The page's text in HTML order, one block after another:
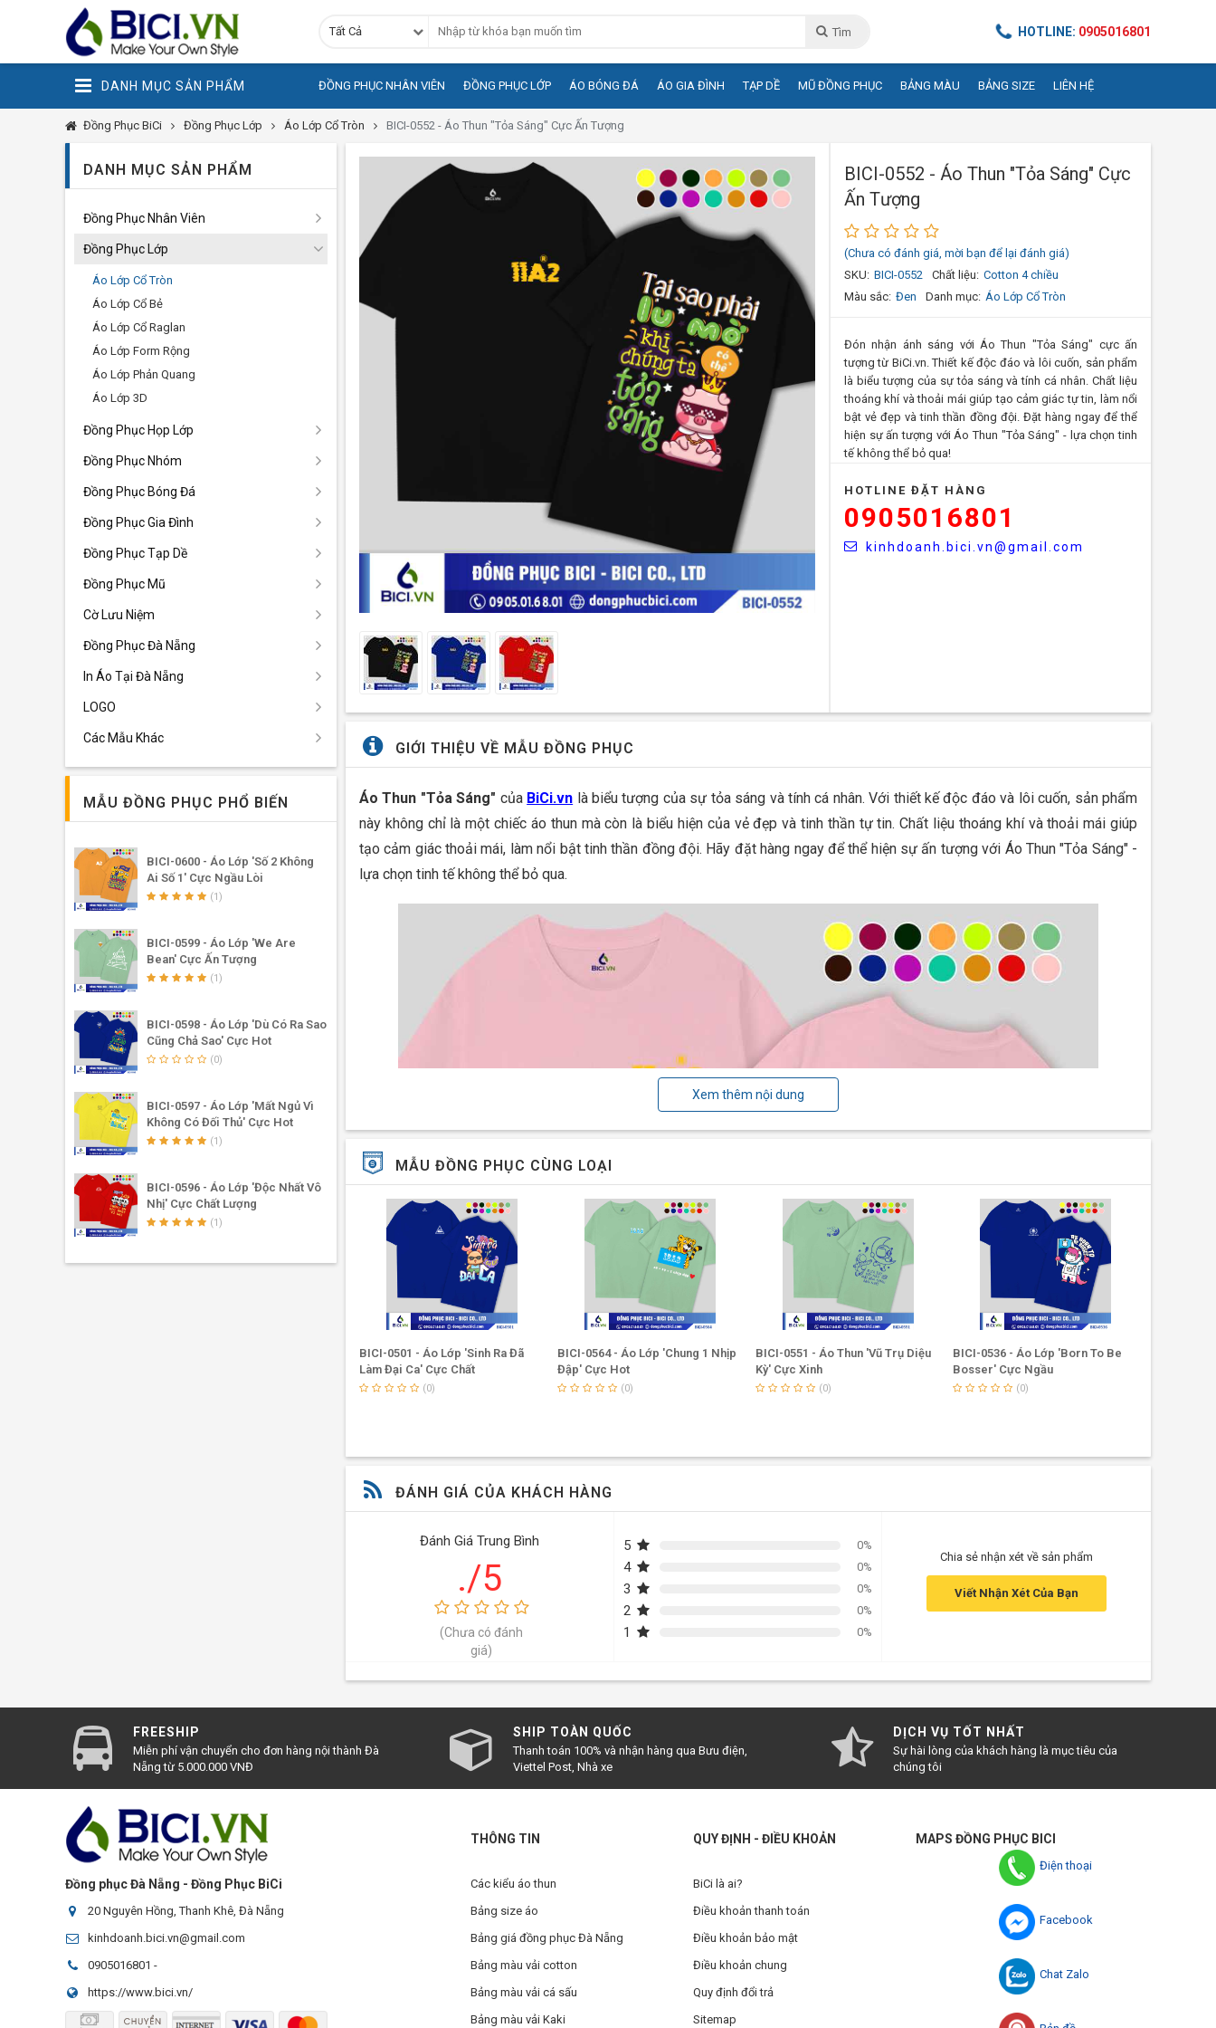
Điện thoại
Facebook
Chat Zalo
Tất Cả Tìm HOTLINE: 0905016801
DANH MỤC SẢN PHẨM ĐỒNG PHỤC NHÂN VIÊN ĐỒNG PHỤC LỚP ÁO BÓNG ĐÁ ÁO GIA ĐÌNH TẠP DỀ MŨ ĐỒNG PHỤC BẢNG MÀU BẢNG SIZE LIÊN HỆ
Đồng Phục BiCi Đồng Phục Lớp Áo Lớp Cổ Tròn BICI-0552 - Áo Thun "Tỏa Sáng" Cực Ấn Tượng
BICI-0552 - Áo Thun "Tỏa Sáng" Cực
Ấn Tượng
(Chưa có đánh giá, mời bạn để lại đánh giá)
SKU: BICI-0552 Chất liệu: Cotton 4 chiều
Màu sắc: Đen Danh mục: Áo Lớp Cổ Tròn
Đón nhận ánh sáng với Áo Thun "Tỏa Sáng" cực ấn
tượng từ BiCi.vn. Thiết kế độc đáo và lôi cuốn, sản phẩm
là biểu tượng của sự tỏa sáng và tính cá nhân. Chất liệu
thoáng khí và thoải mái giúp tạo cảm giác tự tin, làm nổi
bật vẻ đẹp và tinh thần đồng đội. Đặt hàng ngay để thể
hiện sự ấn tượng với Áo Thun "Tỏa Sáng" - lựa chọn tinh
tế không thể bỏ qua!
HOTLINE ĐẶT HÀNG
0905016801
kinhdoanh.bici.vn@gmail.com
GIỚI THIỆU VỀ MẪU ĐỒNG PHỤC
Áo Thun "Tỏa Sáng" của BiCi.vn là biểu tượng của sự tỏa sáng và tính cá nhân. Với thiết kế độc đáo và lôi cuốn, sản phẩm
này không chỉ là một chiếc áo thun mà còn là biểu hiện của vẻ đẹp và tinh thần tự tin. Chất liệu thoáng khí và thoải mái giúp
tạo cảm giác thoải mái, làm nổi bật tinh thần đồng đội. Hãy đặt hàng ngay để thể hiện sự ấn tượng với Áo Thun "Tỏa Sáng" -
lựa chọn tinh tế không thể bỏ qua.
Xem thêm nội dung
MẪU ĐỒNG PHỤC CÙNG LOẠI
BICI-0501 - Áo Lớp 'Sinh Ra Đã
Làm Đại Ca' Cực Chất
(0)
BICI-0564 - Áo Lớp 'Chung 1 Nhịp
Đập' Cực Hot
(0)
BICI-0551 - Áo Thun 'Vũ Trụ Diệu
Kỳ' Cực Xinh
(0)
BICI-0536 - Áo Lớp 'Born To Be
Bosser' Cực Ngầu
(0)
ĐÁNH GIÁ CỦA KHÁCH HÀNG
Đánh Giá Trung Bình
./5
(Chưa có đánh
giá)
5 0%
4 0%
3 0%
2 0%
1 0%
Chia sẻ nhận xét về sản phẩm
Viết Nhận Xét Của Bạn
DANH MỤC SẢN PHẨM
Đồng Phục Nhân Viên
Đồng Phục Lớp
Áo Lớp Cổ Tròn
Áo Lớp Cổ Bẻ
Áo Lớp Cổ Raglan
Áo Lớp Form Rộng
Áo Lớp Phản Quang
Áo Lớp 3D
Đồng Phục Họp Lớp
Đồng Phục Nhóm
Đồng Phục Bóng Đá
Đồng Phục Gia Đình
Đồng Phục Tạp Dề
Đồng Phục Mũ
Cờ Lưu Niệm
Đồng Phục Đà Nẵng
In Áo Tại Đà Nẵng
LOGO
Các Mẫu Khác
MẪU ĐỒNG PHỤC PHỔ BIẾN
BICI-0600 - Áo Lớp 'Số 2 Không
Ai Số 1' Cực Ngầu Lòi
(1)
BICI-0599 - Áo Lớp 'We Are
Bean' Cực Ấn Tượng
(1)
BICI-0598 - Áo Lớp 'Dù Có Ra Sao
Cũng Chả Sao' Cực Hot
(0)
BICI-0597 - Áo Lớp 'Mất Ngủ Vì
Không Có Đối Thủ' Cực Hot
(1)
BICI-0596 - Áo Lớp 'Độc Nhất Vô
Nhị' Cực Chất Lượng
(1)
FREESHIP
Miễn phí vận chuyển cho đơn hàng nội thành Đà
Nẵng từ 5.000.000 VNĐ
SHIP TOÀN QUỐC
Thanh toán 100% và nhận hàng qua Bưu điện,
Viettel Post, Nhà xe
DỊCH VỤ TỐT NHẤT
Sự hài lòng của khách hàng là mục tiêu của
chúng tôi
Đồng phục Đà Nẵng - Đồng Phục BiCi
20 Nguyên Hồng, Thanh Khê, Đà Nẵng
kinhdoanh.bici.vn@gmail.com
0905016801 -
https://www.bici.vn/
THÔNG TIN
Các kiểu áo thun
Bảng size áo
Bảng giá đồng phục Đà Nẵng
Bảng màu vải cotton
Bảng màu vải cá sấu
Bảng màu vải Kaki
QUY ĐỊNH - ĐIỀU KHOẢN
BiCi là ai?
Điều khoản thanh toán
Điều khoản bảo mật
Điều khoản chung
Quy định đổi trả
Sitemap
MAPS ĐỒNG PHỤC BICI